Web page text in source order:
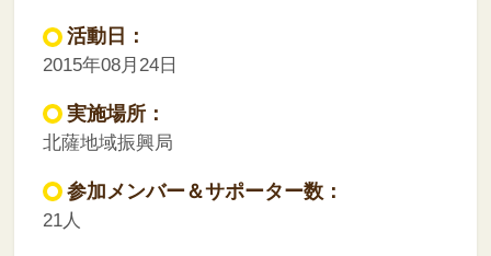
活動日：
2015年08月24日
実施場所：
北薩地域振興局
参加メンバー＆サポーター数：
21人